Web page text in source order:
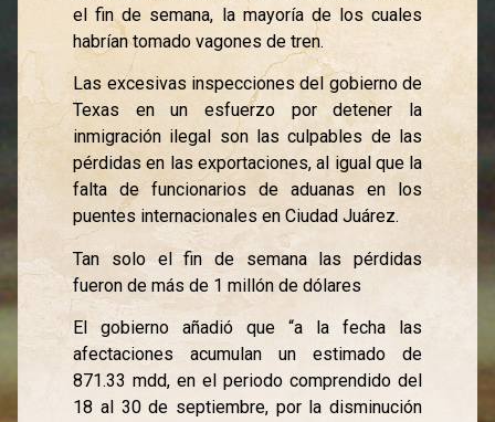
el fin de semana, la mayoría de los cuales
habrían tomado vagones de tren.
Las excesivas inspecciones del gobierno de
Texas en un esfuerzo por detener la
inmigración ilegal son las culpables de las
pérdidas en las exportaciones, al igual que la
falta de funcionarios de aduanas en los
puentes internacionales en Ciudad Juárez.
Tan solo el fin de semana las pérdidas
fueron de más de 1 millón de dólares
El gobierno añadió que “a la fecha las
afectaciones acumulan un estimado de
871.33 mdd, en el periodo comprendido del
18 al 30 de septiembre, por la disminución